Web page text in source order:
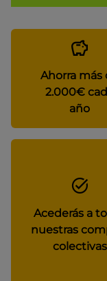
Ahorra más
2.000€
año
Acederás a
nuestras
colectivas